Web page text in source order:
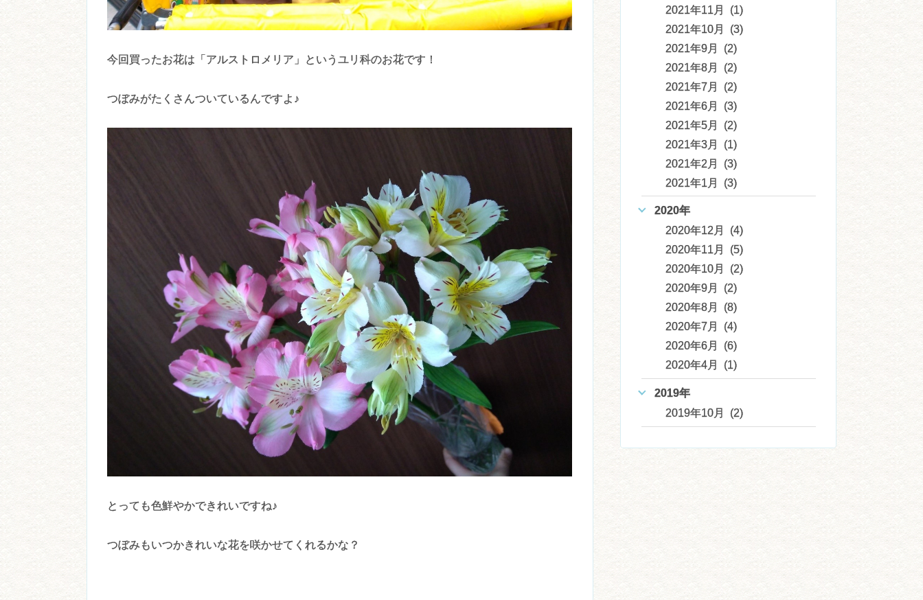
今回買ったお花は「アルストロメリア」というユリ科のお花です！
つぼみがたくさんついているんですよ♪
とっても色鮮やかできれいですね♪
つぼみもいつかきれいな花を咲かせてくれるかな？
2021年11月 (1)
2021年10月 (3)
2021年9月 (2)
2021年8月 (2)
2021年7月 (2)
2021年6月 (3)
2021年5月 (2)
2021年3月 (1)
2021年2月 (3)
2021年1月 (3)
2020年
2020年12月 (4)
2020年11月 (5)
2020年10月 (2)
2020年9月 (2)
2020年8月 (8)
2020年7月 (4)
2020年6月 (6)
2020年4月 (1)
2019年
2019年10月 (2)